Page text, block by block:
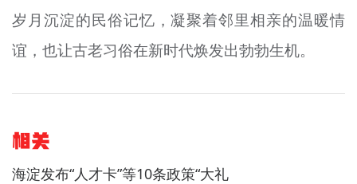
岁月沉淀的民俗记忆，凝聚着邻里相亲的温暖情
谊，也让古老习俗在新时代焕发出勃勃生机。
相关
海淀发布“人才卡”等10条政策“大礼